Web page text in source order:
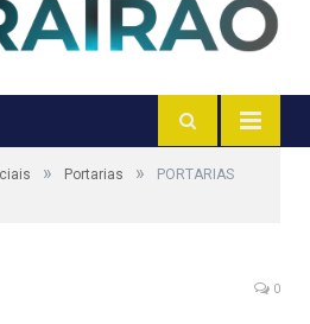
» Portarias »
PORTARIAS
0